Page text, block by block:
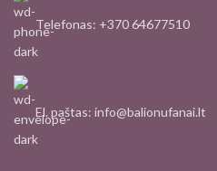
Telefonas: +370 64677510
El. paštas: info@balionufanai.lt